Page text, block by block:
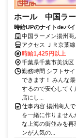
ホール 中国ラ
時給UPのナイトdeバ
メン店◎バイトデビュ
中国ラーメン揚州
アクセス ＪＲ京葉
徒歩約17分、ＪＲ
稲毛海岸駅 徒歩 8分
時給1,425円以上
千葉県千葉市美浜区
勤務時間 シフトサ
できます！ みんな
するので安心してく
店にし...
仕事内容 揚州商人
を一緒に作りませ
な上海の街並みを再
ンが人気の...